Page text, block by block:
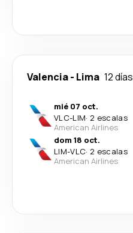
Valencia- Lima 12 días
mié 07 oct.
VLC-LIM· 2 escalas
American Airlines
dom 18 oct.
LIM-VLC· 2 escalas
American Airlines